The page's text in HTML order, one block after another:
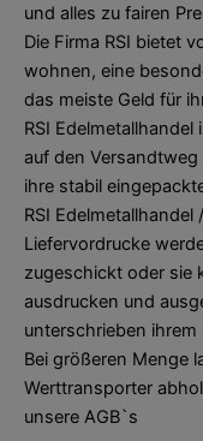
und alles zu fairen
Die Firma RSI bietet
wohnen, eine
das meiste Geld für
RSI Edelmetallhandel
auf den
ihre stabil
RSI
Liefervordrucke
zugeschickt oder sie
ausdrucken und
unterschrieben ihrem
Bei größeren Menge
Werttransporter
unsere AGB`s